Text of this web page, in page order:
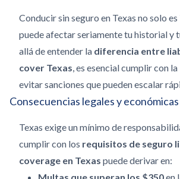
Conducir sin seguro en Texas no solo
puede afectar seriamente tu historial y
allá de entender la diferencia entre
cover Texas, es esencial cumplir con
evitar sanciones que pueden escalar
Consecuencias legales y económicas
Texas exige un mínimo de
cumplir con los requisitos de seguro
coverage en Texas puede derivar en: